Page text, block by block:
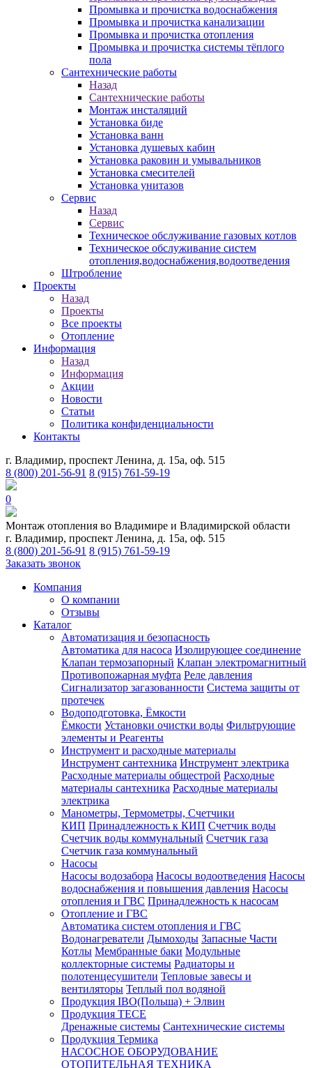
Промывка и прочистка водоснабжения
Промывка и прочистка канализации
Промывка и прочистка отопления
Промывка и прочистка системы тёплого
пола
Сантехнические работы
Назад
Сантехнические работы
Монтаж инсталяций
Установка биде
Установка ванн
Установка душевых кабин
Установка раковин и умывальников
Установка смесителей
Установка унитазов
Сервис
Назад
Сервис
Техническое обслуживание газовых котлов
Техническое обслуживание систем
отопления,водоснабжения,водоотведения
Штробление
Проекты
Назад
Проекты
Все проекты
Отопление
Информация
Назад
Информация
Акции
Новости
Статьи
Политика конфиденциальности
Контакты
г. Владимир, проспект Ленина, д. 15а, оф. 515
8 (800) 201-56-91 8 (915) 761-59-19
0
Монтаж отопления во Владимире и Владимирской области
г. Владимир, проспект Ленина, д. 15а, оф. 515
8 (800) 201-56-91 8 (915) 761-59-19
Заказать звонок
Компания
О компании
Отзывы
Каталог
Автоматизация и безопасность
Автоматика для насоса Изолирующее соединение
Клапан термозапорный Клапан электромагнитный
Противопожарная муфта Реле давления
Сигнализатор загазованности Система защиты от
протечек
Водоподготовка, Ёмкости
Ёмкости Установки очистки воды Фильтрующие
элементы и Реагенты
Инструмент и расходные материалы
Инструмент сантехника Инструмент электрика
Расходные материалы общестрой Расходные
материалы сантехника Расходные материалы
электрика
Манометры, Термометры, Счетчики
КИП Принадлежность к КИП Счетчик воды
Счетчик воды коммунальный Счетчик газа
Счетчик газа коммунальный
Насосы
Насосы водозабора Насосы водоотведения Насосы
водоснабжения и повышения давления Насосы
отопления и ГВС Принадлежность к насосам
Отопление и ГВС
Автоматика систем отопления и ГВС
Водонагреватели Дымоходы Запасные Части
Котлы Мембранные баки Модульные
коллекторные системы Радиаторы и
полотенцесушители Тепловые завесы и
вентиляторы Теплый пол водяной
Продукция IBO(Польша) + Элвин
Продукция TECE
Дренажные системы Сантехнические системы
Продукция Термика
НАСОСНОЕ ОБОРУДОВАНИЕ
ОТОПИТЕЛЬНАЯ ТЕХНИКА